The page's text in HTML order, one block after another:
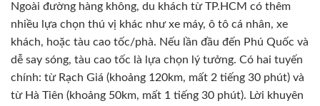
Ngoài đường hàng không, du khách từ TP.HCM có thêm
nhiều lựa chọn thú vị khác như xe máy, ô tô cá nhân, xe
khách, hoặc tàu cao tốc/phà. Nếu lần đầu đến Phú Quốc và
dễ say sóng, tàu cao tốc là lựa chọn lý tưởng. Có hai tuyến
chính: từ Rạch Giá (khoảng 120km, mất 2 tiếng 30 phút) và
từ Hà Tiên (khoảng 50km, mất 1 tiếng 30 phút). Lời khuyên